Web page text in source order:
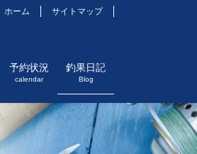
ホーム サイトマップ
予約状況
calendar
釣果日記
Blog